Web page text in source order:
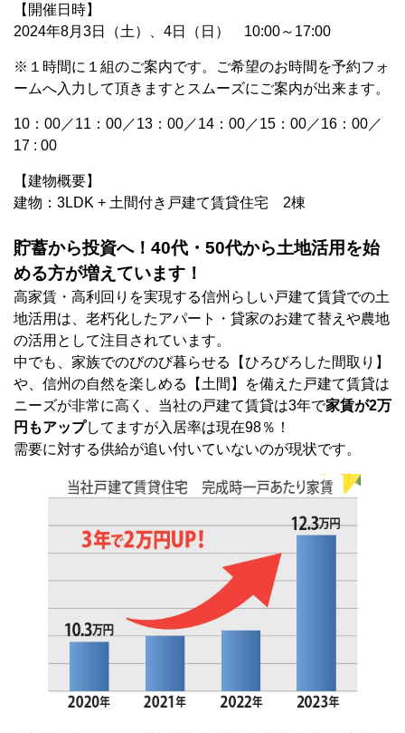
【開催日時】
2024年8月3日（土）、4日（日） 10:00～17:00
※１時間に１組のご案内です。ご希望のお時間を予約フォ
ームへ入力して頂きますとスムーズにご案内が出来ます。
10：00／11：00／13：00／14：00／15：00／16：00／
17 : 00
【建物概要】
建物：3LDK + 土間付き戸建て賃貸住宅 2棟
貯蓄から投資へ！40代・50代から土地活用を始
める方が増えています！
高家賃・高利回りを実現する信州らしい戸建て賃貸での土
地活用は、老朽化したアパート・貸家のお建て替えや農地
の活用として注目されています。
中でも、家族でのびのび暮らせる【ひろびろした間取り】
や、信州の自然を楽しめる【土間】を備えた戸建て賃貸は
ニーズが非常に高く、当社の戸建て賃貸は3年で家賃が2万
円もアップしてますが入居率は現在98％！
需要に対する供給が追い付いていないのが現状です。